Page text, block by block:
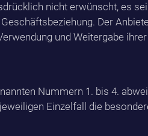
nicht erwünscht, es
Der
und Weitergabe ihrer
Nummern 1. bis 4.
Einzelfall die